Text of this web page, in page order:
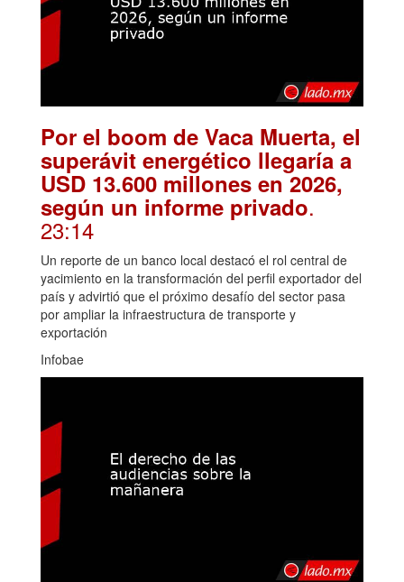
Por el boom de Vaca Muerta, el
superávit energético llegaría a
USD 13.600 millones en 2026,
según un informe privado.
23:14
Un reporte de un banco local destacó el rol central de
yacimiento en la transformación del perfil exportador del
país y advirtió que el próximo desafío del sector pasa
por ampliar la infraestructura de transporte y
exportación
Infobae